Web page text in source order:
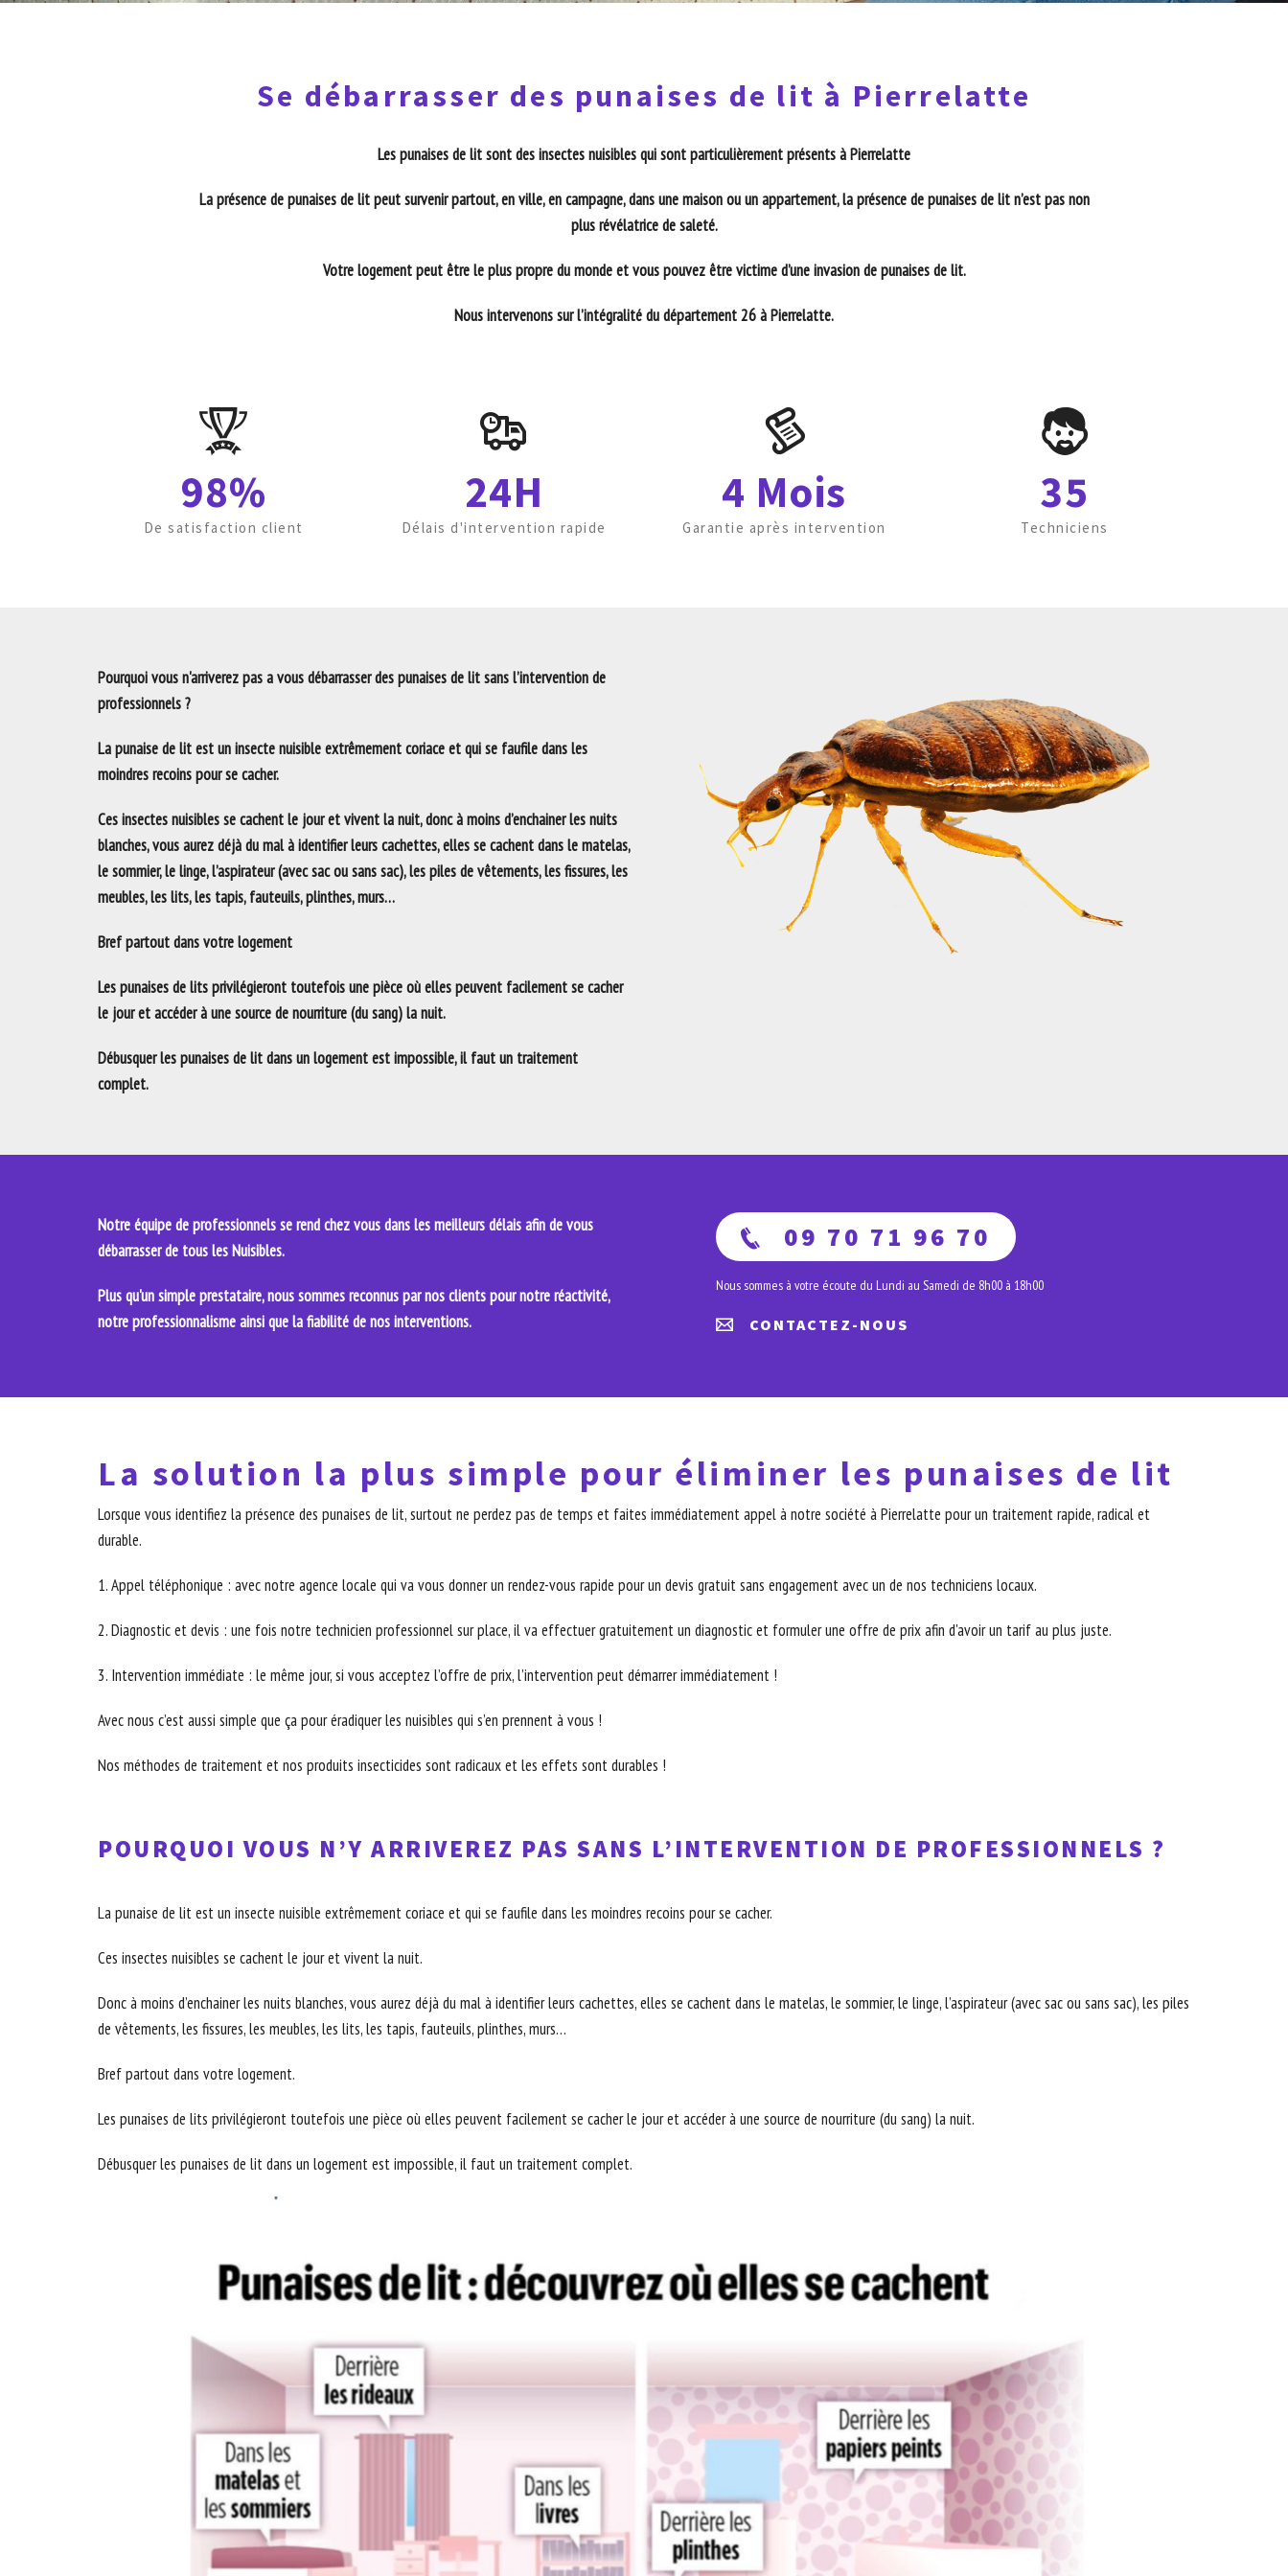
Se débarrasser des punaises de lit à Pierrelatte
Les punaises de lit sont des insectes nuisibles qui sont particulièrement présents à Pierrelatte
La présence de punaises de lit peut survenir partout, en ville, en campagne, dans une maison ou un appartement, la présence de punaises de lit n’est pas non
plus révélatrice de saleté.
Votre logement peut être le plus propre du monde et vous pouvez être victime d’une invasion de punaises de lit.
Nous intervenons sur l’intégralité du département 26 à Pierrelatte.
98%
De satisfaction client
24H
Délais d'intervention rapide
4 Mois
Garantie après intervention
35
Techniciens
Pourquoi vous n'arriverez pas a vous débarrasser des punaises de lit sans l’intervention de
professionnels ?
La punaise de lit est un insecte nuisible extrêmement coriace et qui se faufile dans les
moindres recoins pour se cacher.
Ces insectes nuisibles se cachent le jour et vivent la nuit, donc à moins d’enchainer les nuits
blanches, vous aurez déjà du mal à identifier leurs cachettes, elles se cachent dans le matelas,
le sommier, le linge, l’aspirateur (avec sac ou sans sac), les piles de vêtements, les fissures, les
meubles, les lits, les tapis, fauteuils, plinthes, murs…
Bref partout dans votre logement
Les punaises de lits privilégieront toutefois une pièce où elles peuvent facilement se cacher
le jour et accéder à une source de nourriture (du sang) la nuit.
Débusquer les punaises de lit dans un logement est impossible, il faut un traitement
complet.
Notre équipe de professionnels se rend chez vous dans les meilleurs délais afin de vous
débarrasser de tous les Nuisibles.
Plus qu'un simple prestataire, nous sommes reconnus par nos clients pour notre réactivité,
notre professionnalisme ainsi que la fiabilité de nos interventions.
09 70 71 96 70
Nous sommes à votre écoute du Lundi au Samedi de 8h00 à 18h00
CONTACTEZ-NOUS
La solution la plus simple pour éliminer les punaises de lit
Lorsque vous identifiez la présence des punaises de lit, surtout ne perdez pas de temps et faites immédiatement appel à notre société à Pierrelatte pour un traitement rapide, radical et
durable.
1. Appel téléphonique : avec notre agence locale qui va vous donner un rendez-vous rapide pour un devis gratuit sans engagement avec un de nos techniciens locaux.
2. Diagnostic et devis : une fois notre technicien professionnel sur place, il va effectuer gratuitement un diagnostic et formuler une offre de prix afin d'avoir un tarif au plus juste.
3. Intervention immédiate : le même jour, si vous acceptez l’offre de prix, l’intervention peut démarrer immédiatement !
Avec nous c’est aussi simple que ça pour éradiquer les nuisibles qui s’en prennent à vous !
Nos méthodes de traitement et nos produits insecticides sont radicaux et les effets sont durables !
POURQUOI VOUS N’Y ARRIVEREZ PAS SANS L’INTERVENTION DE PROFESSIONNELS ?
La punaise de lit est un insecte nuisible extrêmement coriace et qui se faufile dans les moindres recoins pour se cacher.
Ces insectes nuisibles se cachent le jour et vivent la nuit.
Donc à moins d’enchainer les nuits blanches, vous aurez déjà du mal à identifier leurs cachettes, elles se cachent dans le matelas, le sommier, le linge, l’aspirateur (avec sac ou sans sac), les piles
de vêtements, les fissures, les meubles, les lits, les tapis, fauteuils, plinthes, murs…
Bref partout dans votre logement.
Les punaises de lits privilégieront toutefois une pièce où elles peuvent facilement se cacher le jour et accéder à une source de nourriture (du sang) la nuit.
Débusquer les punaises de lit dans un logement est impossible, il faut un traitement complet.